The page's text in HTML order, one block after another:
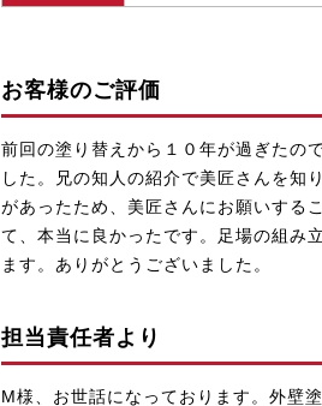
お客様のご評価
前回の塗り替えから１０年が過ぎたの
した。兄の知人の紹介で美匠さんを知
があったため、美匠さんにお願いする
て、本当に良かったです。足場の組み
ます。ありがとうございました。
担当責任者より
M様、お世話になっております。外壁